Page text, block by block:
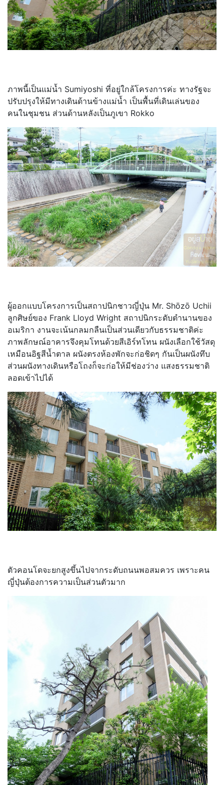
ภาพนี้เป็นแม่น้ำ Sumiyoshi ที่อยู่ใกล้โครงการค่ะ ทางรัฐจะ
ปรับปรุงให้มีทางเดินด้านข้างแม่น้ำ เป็นพื้นที่เดินเล่นของ
คนในชุมชน ส่วนด้านหลังเป็นภูเขา Rokko
ผู้ออกแบบโครงการเป็นสถาปนิกชาวญี่ปุ่น Mr. Shōzō Uchii
ลูกศิษย์ของ Frank Lloyd Wright สถาปนิกระดับตำนานของ
อเมริกา งานจะเน้นกลมกลืนเป็นส่วนเดียวกับธรรมชาติค่ะ
ภาพลักษณ์อาคารจึงคุมโทนด้วยสีเอิร์ทโทน ผนังเลือกใช้วัสดุ
เหมือนอิฐสีน้ำตาล ผนังตรงห้องพักจะก่อชิดๆ กันเป็นผนังทึบ
ส่วนผนังทางเดินหรือโถงก็จะก่อให้มีช่องว่าง แสงธรรมชาติ
ลอดเข้าไปได้
ตัวคอนโดจะยกสูงขึ้นไปจากระดับถนนพอสมควร เพราะคน
ญี่ปุ่นต้องการความเป็นส่วนตัวมาก